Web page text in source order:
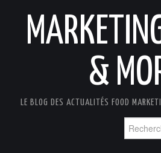
&
LE BLOG DES ACTUALITÉS FOOD